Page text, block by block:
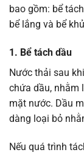
bao gồm: bể
bể lắng và bể
1. Bể tách dầu
Nước thải sau
chứa dầu, nhằm
mặt nước. Dầu
dàng loại bỏ
Nếu quá trình